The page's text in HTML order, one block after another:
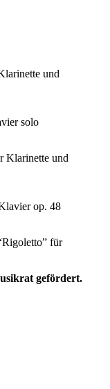
und
solo
Klarinette und
op. 48
für
gefördert.